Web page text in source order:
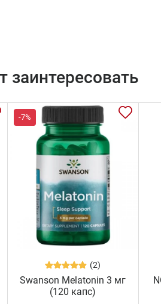
заинтересовать
-7%
(2)
Swanson Melatonin 3 мг
(120 капс)